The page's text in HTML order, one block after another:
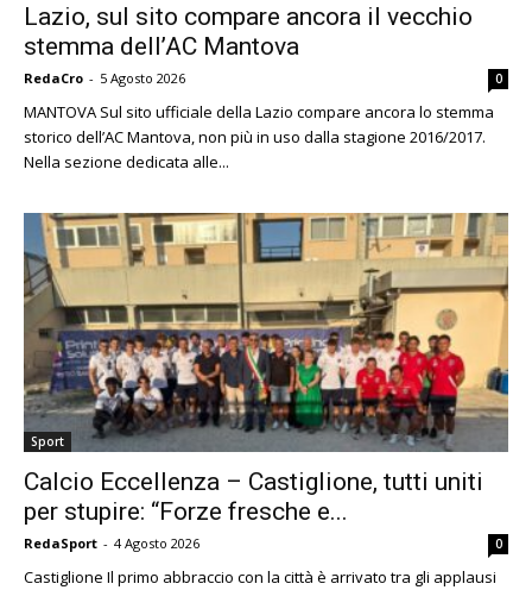
Lazio, sul sito compare ancora il vecchio
stemma dell’AC Mantova
RedaCro - 5 Agosto 2026 0
MANTOVA Sul sito ufficiale della Lazio compare ancora lo stemma
storico dell’AC Mantova, non più in uso dalla stagione 2016/2017.
Nella sezione dedicata alle...
Sport
Calcio Eccellenza – Castiglione, tutti uniti
per stupire: “Forze fresche e...
RedaSport - 4 Agosto 2026 0
Castiglione Il primo abbraccio con la città è arrivato tra gli applausi